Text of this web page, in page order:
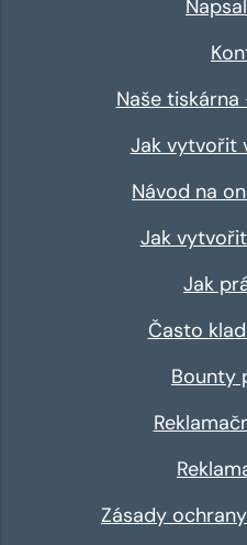
Naše tiskárna
Jak vytvořit
Návod na
Jak
Jak
Často
Bounty
Zásady